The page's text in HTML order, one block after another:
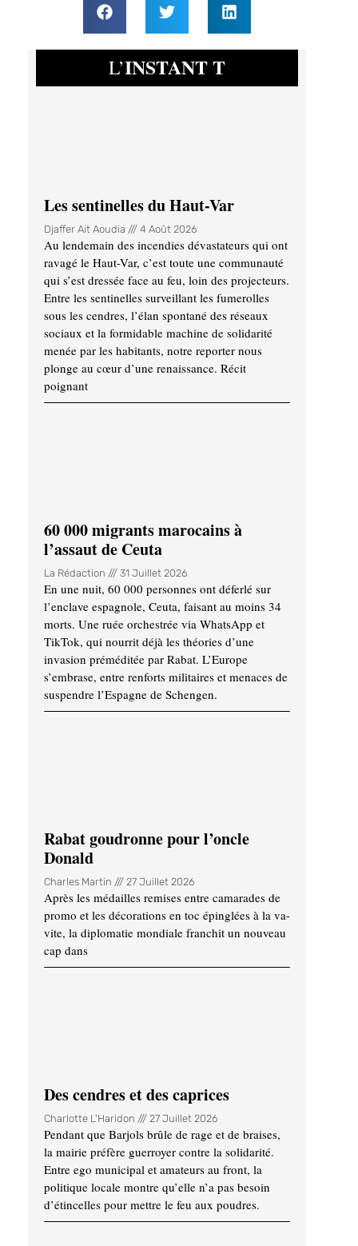
L’INSTANT T
Les sentinelles du Haut-Var
Djaffer Ait Aoudia 4 Août 2026
Au lendemain des incendies dévastateurs qui ont
ravagé le Haut-Var, c’est toute une communauté
qui s’est dressée face au feu, loin des projecteurs.
Entre les sentinelles surveillant les fumerolles
sous les cendres, l’élan spontané des réseaux
sociaux et la formidable machine de solidarité
menée par les habitants, notre reporter nous
plonge au cœur d’une renaissance. Récit
poignant
60 000 migrants marocains à
l’assaut de Ceuta
La Rédaction 31 Juillet 2026
En une nuit, 60 000 personnes ont déferlé sur
l’enclave espagnole, Ceuta, faisant au moins 34
morts. Une ruée orchestrée via WhatsApp et
TikTok, qui nourrit déjà les théories d’une
invasion préméditée par Rabat. L’Europe
s’embrase, entre renforts militaires et menaces de
suspendre l’Espagne de Schengen.
Rabat goudronne pour l’oncle
Donald
Charles Martin 27 Juillet 2026
Après les médailles remises entre camarades de
promo et les décorations en toc épinglées à la va-
vite, la diplomatie mondiale franchit un nouveau
cap dans
Des cendres et des caprices
Charlotte L'Haridon 27 Juillet 2026
Pendant que Barjols brûle de rage et de braises,
la mairie préfère guerroyer contre la solidarité.
Entre ego municipal et amateurs au front, la
politique locale montre qu’elle n’a pas besoin
d’étincelles pour mettre le feu aux poudres.